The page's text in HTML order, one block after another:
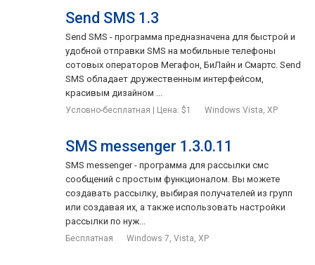
Send SMS 1.3
Send SMS - программа предназначена для быстрой и
удобной отправки SMS на мобильные телефоны
сотовых операторов Мегафон, БиЛайн и Смартс. Send
SMS обладает дружественным интерфейсом,
красивым дизайном ...
Условно-бесплатная | Цена: $1 Windows Vista, XP
SMS messenger 1.3.0.11
SMS messenger - программа для рассылки смс
сообщений с простым функционалом. Вы можете
создавать рассылку, выбирая получателей из групп
или создавая их, а также использовать настройки
рассылки по нуж...
Бесплатная Windows 7, Vista, XP